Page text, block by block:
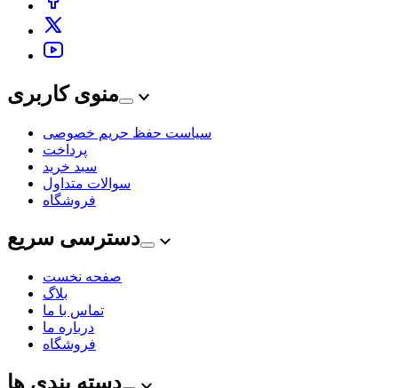
منوی کاربری
سیاست حفظ حریم خصوصی
پرداخت
سبد خرید
سوالات متداول
فروشگاه
دسترسی سریع
صفحه نخست
بلاگ
تماس با ما
درباره ما
فروشگاه
دسته بندی ها